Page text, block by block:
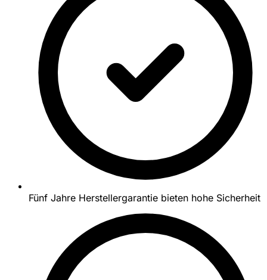
Fünf Jahre Herstellergarantie bieten hohe Sicherheit